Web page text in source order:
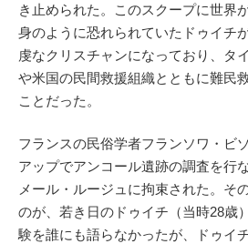
き止められた。このスクープに世界
身のように恐れられていたドゥイチ
虔なクリスチャンになっており、タ
や米国の民間救援組織とともに難民
ことだった。
フランスの民俗学者フランソワ・ビ
アップでアンコール遺跡の調査を行
メール・ルージュに拘束された。そ
のが、若き日のドゥイチ（当時28歳
験を誰にも語らなかったが、ドゥイ